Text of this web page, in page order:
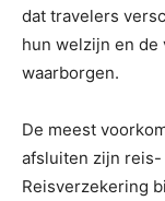
dat travelers
hun welzijn en
waarborgen.
De meest
afsluiten zijn
Reisverzekering